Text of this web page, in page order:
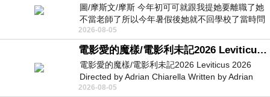
圖/摩斯文/摩斯 今年初可可就跟我提她要離職了她
不當老師了所以今年暑假後她就不回學校了當時問
她不是很喜歡幼幼班的小朋友嗎捨得不
2026-08-05
電影愛的魔樣/電影利未記2026 Leviticus 2026
電影愛的魔樣/電影利未記2026 Leviticus 2026
Directed by Adrian Chiarella Written by Adrian
Chiarella Starring Joe Bird
2026-08-05